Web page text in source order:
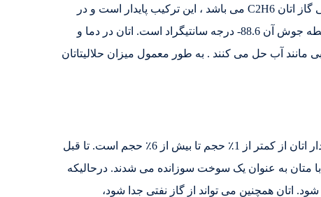
نام اتان مشتق شده از “اتر” که در گذشته در لاتین aether و در یونانی aithēr گفته می شده به معنای “هوای بالا” فرمول شیمیایی گاز اتان C2H6 می باشد ، این ترکیب پایدار است و در
برابر واکنش مقاومت نشان می دهد ، جرم مولی آن 30.07 گرم بر مول می باشد ، نقطه ذوب آن 181.76- درجه سانتیگراد و نقطه جوش آن 88.6- درجه سانتیگراد است. اتان در دما و
مانند آب حل می کنند . به طور معمول میزان حلالیتاتان
، اتان دومین جزء تشکیل دهنده گاز طبیعی است. تفاوت گاز طبیعی استحصال شده از میادین مختلف گازی در مقدار اتان از کمتر از 1٪ حجم تا بیش از 6٪ حجم است. تا قبل
با متان به عنوان یک سوخت سوزانده می شدند. درحالیکه
اتان همچنین می تواند از گاز نفتی جدا شود،